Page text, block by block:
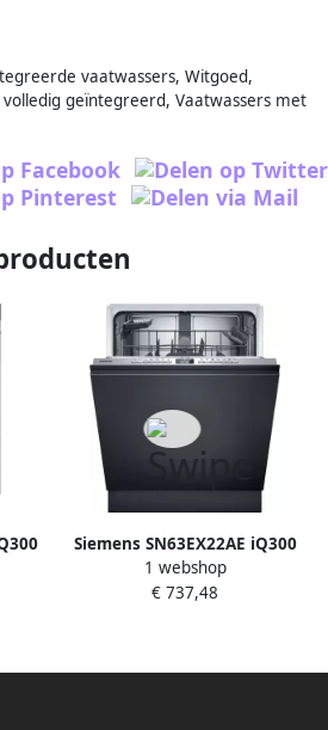
vaatwassers, Witgoed,
volledig geïntegreerd, Vaatwassers met
keer
Siemens SN63EX22AE iQ300
Inbouwvaatwasser Volledig
integreerbaar 60 cm
je vaat tot wel drie keer zo
1 webshop
€ 737,48